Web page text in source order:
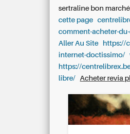
sertraline bon
cette page
comment-acheter-
Aller Au Site
https://
internet-doctissimo/
https://
libre/
Acheter revia